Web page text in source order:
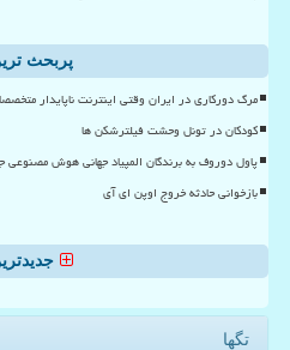
پربحث
مرگ دورکاری در ایران وقتی اینترنت ناپایدار
کودکان در تونل وحشت فیلترشکن ها
پاول دوروف به برندگان المپیاد جهانی هوش مصنوعی
بازخوانی حادثه خروج اوپن ای آی
تگها